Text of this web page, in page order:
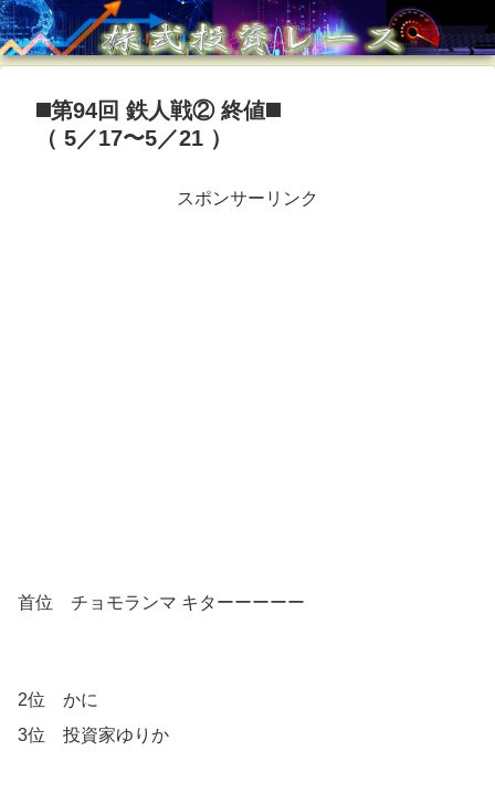
◼️第94回 鉄人戦② 終値◼️
（ 5／17〜5／21 ）
スポンサーリンク
首位 チョモランマ キターーーーー
2位 かに
3位 投資家ゆりか